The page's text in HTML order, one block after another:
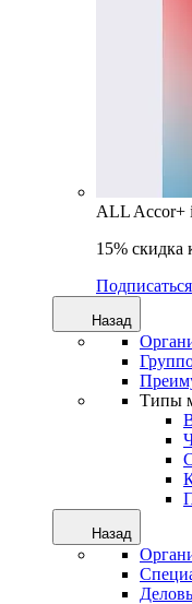
ALL Accor+
15% скидка
Подписаться
Назад
Типы
Назад